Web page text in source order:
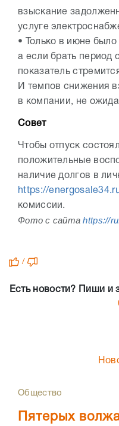
взыскание
услуге
• Только в июне
а если брать период
показатель
И темпов снижения
в компании, не
Совет
Чтобы отпуск
положительные
наличие долгов в
https://energosale34.ru
комиссии.
Фото с сайтаhttps://
/
Есть новости? Пиши и
Общество
Пятерых